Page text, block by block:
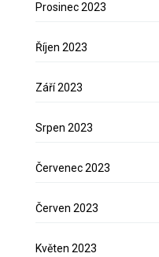
Prosinec 2023
Říjen 2023
Září 2023
Srpen 2023
Červenec 2023
Červen 2023
Květen 2023